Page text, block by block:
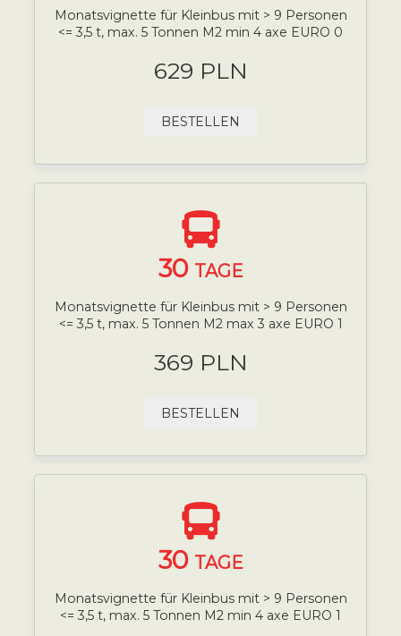
Monatsvignette für Kleinbus mit > 9 Personen
<= 3,5 t, max. 5 Tonnen M2 min 4 axe EURO 0
629 PLN
BESTELLEN
30 TAGE
Monatsvignette für Kleinbus mit > 9 Personen
<= 3,5 t, max. 5 Tonnen M2 max 3 axe EURO 1
369 PLN
BESTELLEN
30 TAGE
Monatsvignette für Kleinbus mit > 9 Personen
<= 3,5 t, max. 5 Tonnen M2 min 4 axe EURO 1